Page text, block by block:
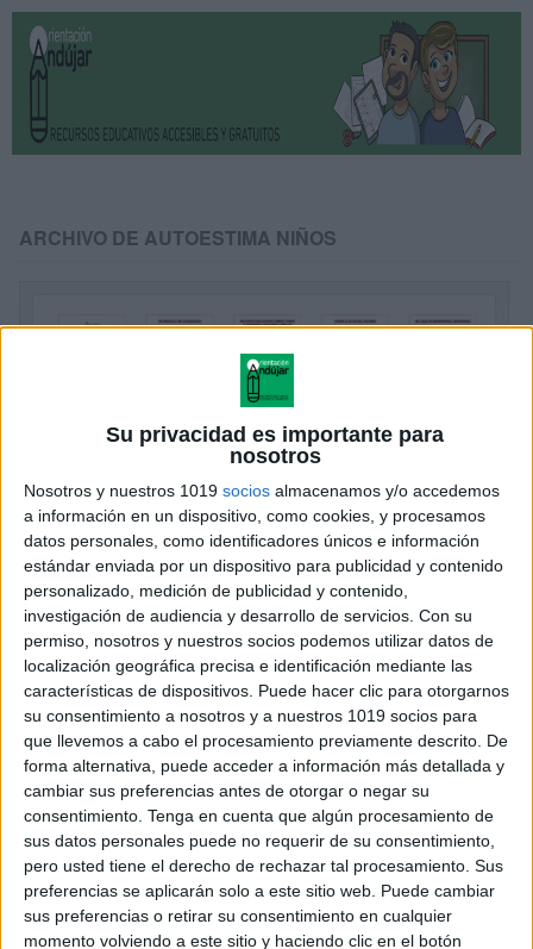
Su privacidad es importante para
nosotros
Nosotros y nuestros 1019 socios almacenamos y/o accedemos
a información en un dispositivo, como cookies, y procesamos
datos personales, como identificadores únicos e información
estándar enviada por un dispositivo para publicidad y contenido
personalizado, medición de publicidad y contenido,
investigación de audiencia y desarrollo de servicios. Con su
permiso, nosotros y nuestros socios podemos utilizar datos de
localización geográfica precisa e identificación mediante las
características de dispositivos. Puede hacer clic para otorgarnos
su consentimiento a nosotros y a nuestros 1019 socios para
que llevemos a cabo el procesamiento previamente descrito. De
forma alternativa, puede acceder a información más detallada y
cambiar sus preferencias antes de otorgar o negar su
consentimiento. Tenga en cuenta que algún procesamiento de
sus datos personales puede no requerir de su consentimiento,
pero usted tiene el derecho de rechazar tal procesamiento. Sus
preferencias se aplicarán solo a este sitio web. Puede cambiar
sus preferencias o retirar su consentimiento en cualquier
momento volviendo a este sitio y haciendo clic en el botón
ARCHIVO DE AUTOESTIMA NIÑOS
Actividades creativas para fortalecer la
Autoestima
Publicado el 15 mayo, 2026
20 propuestas para que niños y niñas se conozcan, se
valoren y brillen La autoestima es una de las bases
más importantes del desarrollo emocional. Cuando un
niño se siente […]
SEGUIR LEYENDO